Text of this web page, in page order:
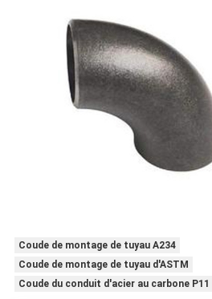
Coude de montage de tuyau A234
Coude de montage de tuyau d'ASTM
Coude du conduit d'acier au carbone P11